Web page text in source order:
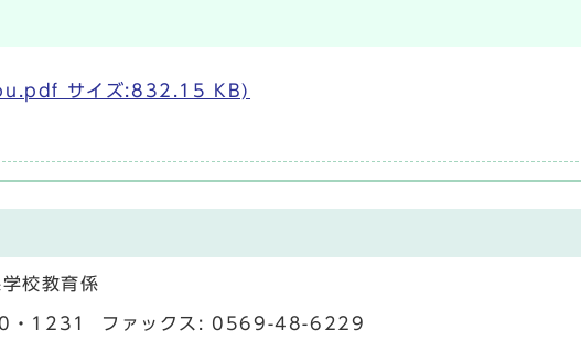
サイズ:832.15 KB)
校教育係
・1231 ファックス: 0569-48-6229